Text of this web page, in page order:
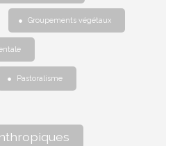
Groupements végétaux
Pastoralisme